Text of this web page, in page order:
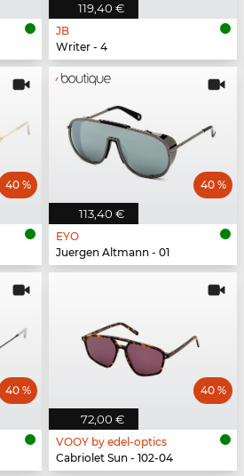
119,40 €
JB
Writer - 4
40 %
113,40 €
40 %
EYO
Juergen Altmann - 01
40 %
72,00 €
40 %
VOOY by edel-optics
Cabriolet Sun - 102-04